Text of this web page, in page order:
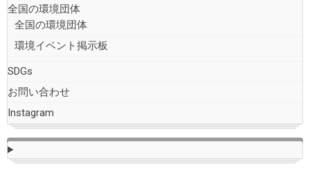
全国の環境団体
全国の環境団体
環境イベント掲示板
SDGs
お問い合わせ
Instagram